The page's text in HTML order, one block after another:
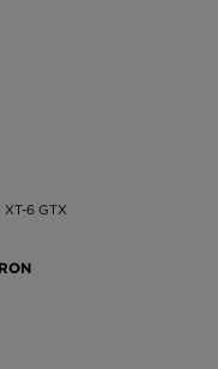
XT-6 GTX